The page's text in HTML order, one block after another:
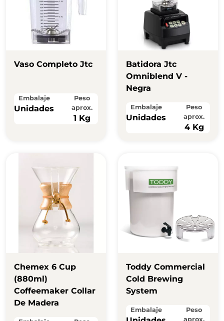
Vaso Completo Jtc
Embalaje
Unidades
Peso
aprox.
1 Kg
Batidora Jtc
Omniblend V -
Negra
Embalaje
Unidades
Peso
aprox.
4 Kg
Chemex 6 Cup
(880ml)
Coffeemaker Collar
De Madera
Toddy Commercial
Cold Brewing
System
Embalaje
Peso
aprox.